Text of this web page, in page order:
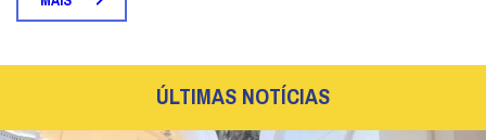
ÚLTIMAS NOTÍCIAS